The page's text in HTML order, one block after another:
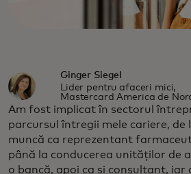
Ginger Siegel
Lider pentru afaceri mici,
Mastercard America de
Am fost implicat în sectorul
parcursul întregii mele cariere, de
muncă ca reprezentant
până la conducerea unităților de
o bancă, apoi ca și consultant, iar